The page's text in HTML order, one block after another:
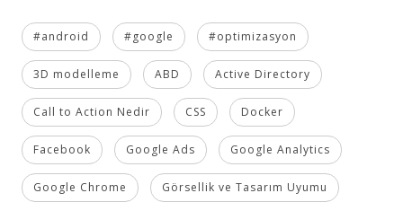
#android #google #optimizasyon
3D modelleme ABD Active Directory
Call to Action Nedir CSS Docker
Facebook Google Ads Google Analytics
Google Chrome Görsellik ve Tasarım Uyumu